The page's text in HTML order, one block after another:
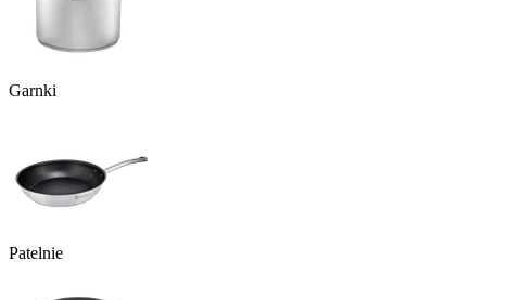
Garnki
Patelnie